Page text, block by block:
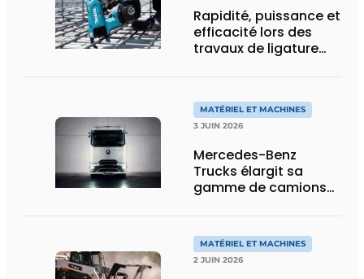
Rapidité, puissance et
efficacité lors des
travaux de ligature
MATÉRIEL ET MACHINES
3 JUIN 2026
Mercedes-Benz
Trucks élargit sa
gamme de camions
eActros Lowliner
MATÉRIEL ET MACHINES
2 JUIN 2026